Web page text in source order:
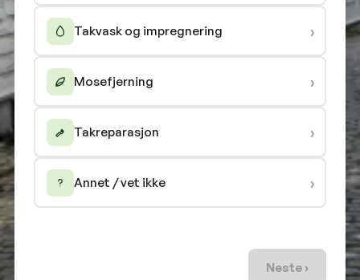
Takvask og impregnering ›
Mosefjerning ›
Takreparasjon ›
Annet / vet ikke ›
Neste ›